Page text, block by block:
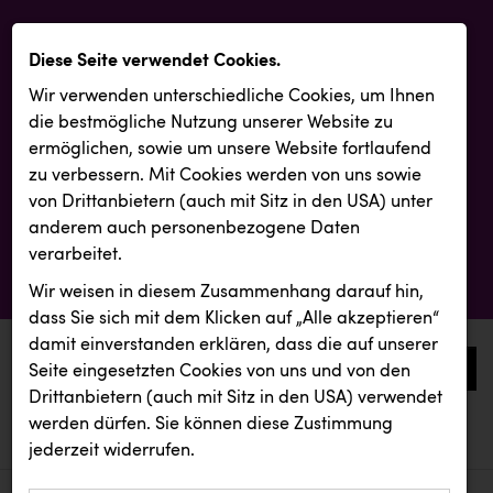
0
aktuelle aussendungen
aktuelle aussendungen
Diese Seite verwendet Cookies.
Wir verwenden unterschiedliche Cookies, um Ihnen
die best­mögliche Nutzung unserer Website zu
ermöglichen, sowie um unsere Website fortlaufend
zu verbessern. Mit Cookies werden von uns sowie
von Drittanbietern (auch mit Sitz in den USA) unter
anderem auch personenbezogene Daten
verarbeitet.
Wir weisen in diesem Zusammenhang darauf hin,
dass Sie sich mit dem Klicken auf „Alle akzeptieren“
damit ein­ver­standen erklären, dass die auf unserer
Seite eingesetzten Cookies von uns und von den
Drittanbietern (auch mit Sitz in den USA) verwendet
werden dürfen. Sie können diese Zustimmung
jederzeit widerrufen.